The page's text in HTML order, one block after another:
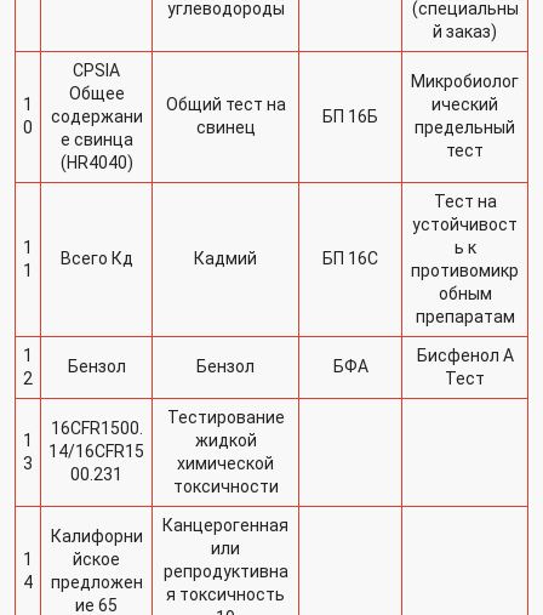
углеводороды
(специальны
й заказ)
1
0
CPSIA
Общее
содержани
е свинца
(HR4040)
Общий тест на
свинец
БП 16Б
Микробиолог
ический
предельный
тест
1
1
Всего Кд Кадмий БП 16С
Тест на
устойчивост
ь к
противомикр
обным
препаратам
1
2
Бензол Бензол БФА
Бисфенол А
Тест
1
3
16CFR1500.
14/16CFR15
00.231
Тестирование
жидкой
химической
токсичности
1
4
Калифорни
йское
предложен
ие 65
Канцерогенная
или
репродуктивна
я токсичность